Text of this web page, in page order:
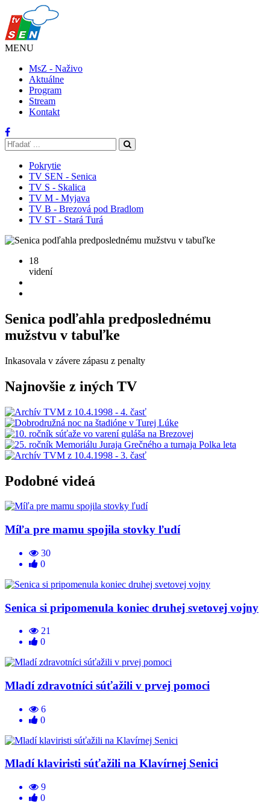
MENU
MsZ - Naživo
Aktuálne
Program
Stream
Kontakt
Pokrytie
TV SEN - Senica
TV S - Skalica
TV M - Myjava
TV B - Brezová pod Bradlom
TV ST - Stará Turá
18
videní
Senica podľahla predposlednému
mužstvu v tabuľke
Inkasovala v závere zápasu z penalty
Najnovšie z iných TV
Podobné videá
Míľa pre mamu spojila stovky ľudí
30
0
Senica si pripomenula koniec druhej svetovej vojny
21
0
Mladí zdravotníci súťažili v prvej pomoci
6
0
Mladí klaviristi súťažili na Klavírnej Senici
9
0